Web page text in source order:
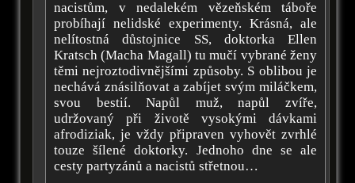
nacistům, v nedalekém vězeňském táboře
probíhají nelidské experimenty. Krásná, ale
nelítostná důstojnice SS, doktorka Ellen
Kratsch (Macha Magall) tu mučí vybrané ženy
těmi nejroztodivnějšími způsoby. S oblibou je
nechává znásilňovat a zabíjet svým miláčkem,
svou bestií. Napůl muž, napůl zvíře,
udržovaný při životě vysokými dávkami
afrodiziak, je vždy připraven vyhovět zvrhlé
touze šílené doktorky. Jednoho dne se ale
cesty partyzánů a nacistů střetnou…